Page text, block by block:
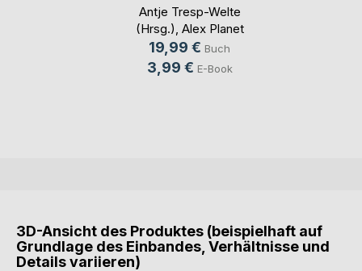
Antje Tresp-Welte
(Hrsg.) Alex Planet
(Hrsg.)
19,99 € Buch
3,99 € E-Book
3D-Ansicht des Produktes (beispielhaft auf
Grundlage des Einbandes, Verhältnisse und
Details variieren)